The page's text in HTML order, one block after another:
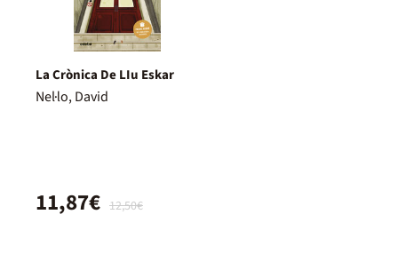
La Crònica De LIu Eskar
Nel·lo, David
12,50€
11,87€